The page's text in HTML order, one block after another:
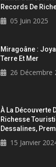
Records De
05 Juin 2025
Miragoâne :
Terre Et Mer
26 Décembre
À La Découverte
Richesse
Dessalines,
15 Janvier